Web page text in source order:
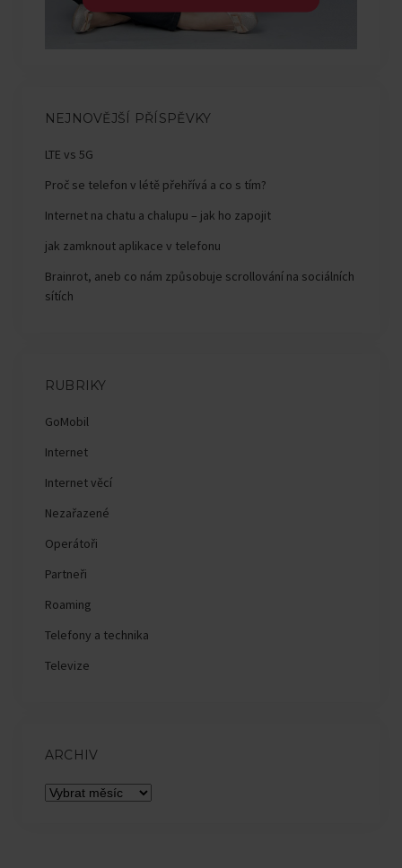
NEJNOVĚJŠÍ PŘÍSPĚVKY
LTE vs 5G
Proč se telefon v létě přehřívá a co s tím?
Internet na chatu a chalupu – jak ho zapojit
jak zamknout aplikace v telefonu
Brainrot, aneb co nám způsobuje scrollování na sociálních
sítích
RUBRIKY
GoMobil
Internet
Internet věcí
Nezařazené
Operátoři
Partneři
Roaming
Telefony a technika
Televize
ARCHIV
Archiv